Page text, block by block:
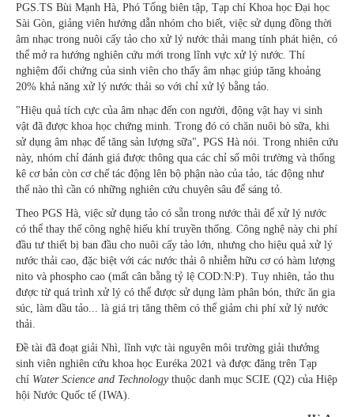
PGS.TS Bùi Mạnh Hà, Phó Tổng biên tập, Tạp chí Khoa học Đại học
Sài Gòn, giảng viên hướng dẫn nhóm cho biết, việc sử dụng đồng thời
âm nhạc trong nuôi cấy tảo cho xử lý nước thải mang tính phát hiện, có
thể mở ra hướng nghiên cứu mới trong lĩnh vực xử lý nước. Thí
nghiệm đối chứng của sinh viên cho thấy âm nhạc giúp tăng khoảng
20% khả năng xử lý nước thải so với chỉ xử lý bằng tảo.
"Hiệu quả tích cực của âm nhạc đến con người, động vật hay vi sinh
vật đã được khoa học chứng minh. Trong đó có chăn nuôi bò sữa, khi
sử dụng âm nhạc để tăng sản lượng sữa", PGS Hà nói. Trong nhiên cứu
này, nhóm chỉ đánh giá được thông qua các chỉ số môi trường và thống
kê cơ bản còn cơ chế tác động lên bộ phận nào của tảo, tác động như
thế nào thì cần có những nghiên cứu chuyên sâu để sáng tỏ.
Theo PGS Hà, việc sử dụng tảo có sẵn trong nước thải để xử lý nước
có thể thay thế công nghệ hiếu khí truyền thống. Công nghệ này chi phí
đầu tư thiết bị ban đầu cho nuôi cấy tảo lớn, nhưng cho hiệu quả xử lý
nước thải cao, đặc biệt với các nước thải ô nhiễm hữu cơ có hàm lượng
nito và phospho cao (mất cân bằng tỷ lệ COD:N:P). Tuy nhiên, tảo thu
được từ quá trình xử lý có thể được sử dụng làm phân bón, thức ăn gia
súc, làm dầu tảo... là giá trị tăng thêm có thể giảm chi phí xử lý nước
thải.
Đề tài đã đoạt giải Nhì, lĩnh vực tài nguyên môi trường giải thưởng
sinh viên nghiên cứu khoa học Euréka 2021 và được đăng trên Tạp
chí Water Science and Technology thuộc danh mục SCIE (Q2) của Hiệp
hội Nước Quốc tế (IWA).